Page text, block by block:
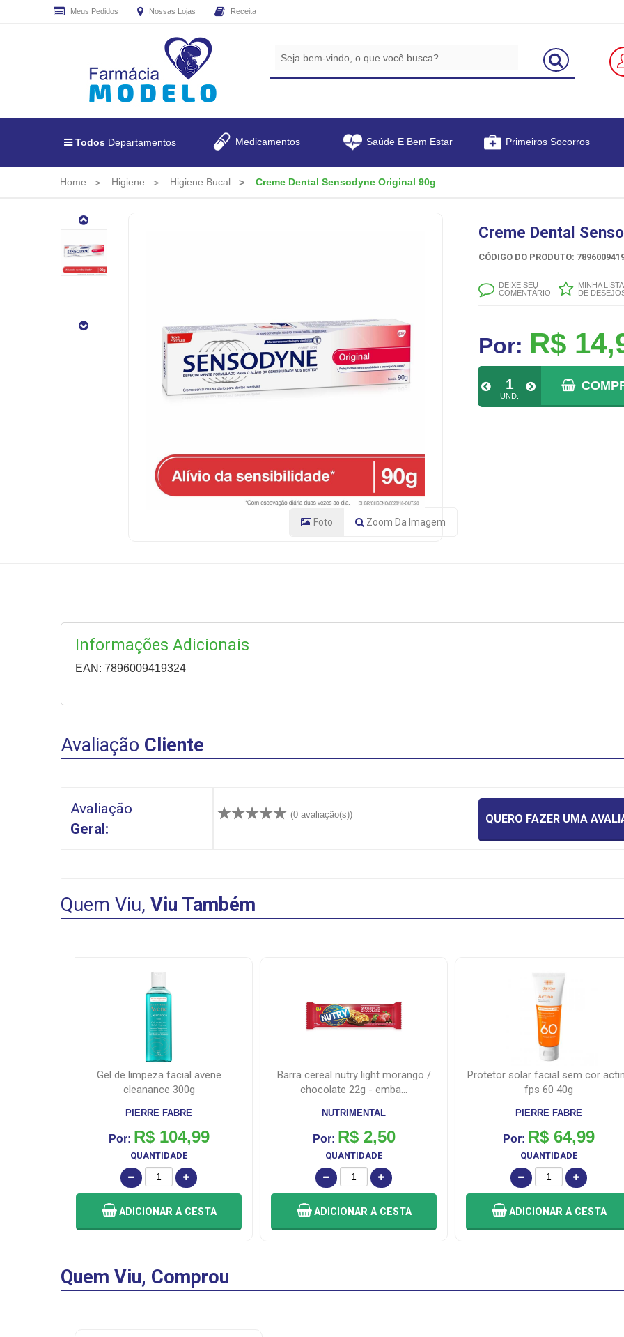
Meus Pedidos Nossas Lojas Receita
Todos Departamentos Medicamentos Saúde E Bem Estar Primeiros Socorros
Home Higiene Higiene Bucal Creme Dental Sensodyne Original 90g
Dental
Sensodyne
90g
Foto Zoom Da Imagem
Creme Dental
CÓDIGO DO PRODUTO:
DEIXE SEU
COMENTÁRIO
MINHA LISTA
DE
Por: R$
UND.
Informações Adicionais
EAN: 7896009419324
Avaliação Cliente
Avaliação
Geral:
(0 avaliação(s)) QUERO FAZER UMA
Quem Viu, Viu Também
barra cereal nutry light morango /
chocolate 22g - emba...
NUTRIMENTAL
Por:R$ 2,50
QUANTIDADE
ADICIONAR A CESTA
protetor solar facial sem cor actine
fps 60 40g
PIERRE FABRE
Por:R$ 64,99
QUANTIDADE
ADICIONAR A CESTA
gel de limpeza bioderma sébium
actif 200ml
BIODERMA
Por:R$ 64,99
QUANTIDADE
ADICIONAR A CESTA
Quem Viu, Comprou
CADASTRE
SEU
MAIL
E
TODAS
PROMOÇÕES